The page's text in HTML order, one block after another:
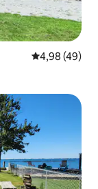
Évaluation
4,98 (49)